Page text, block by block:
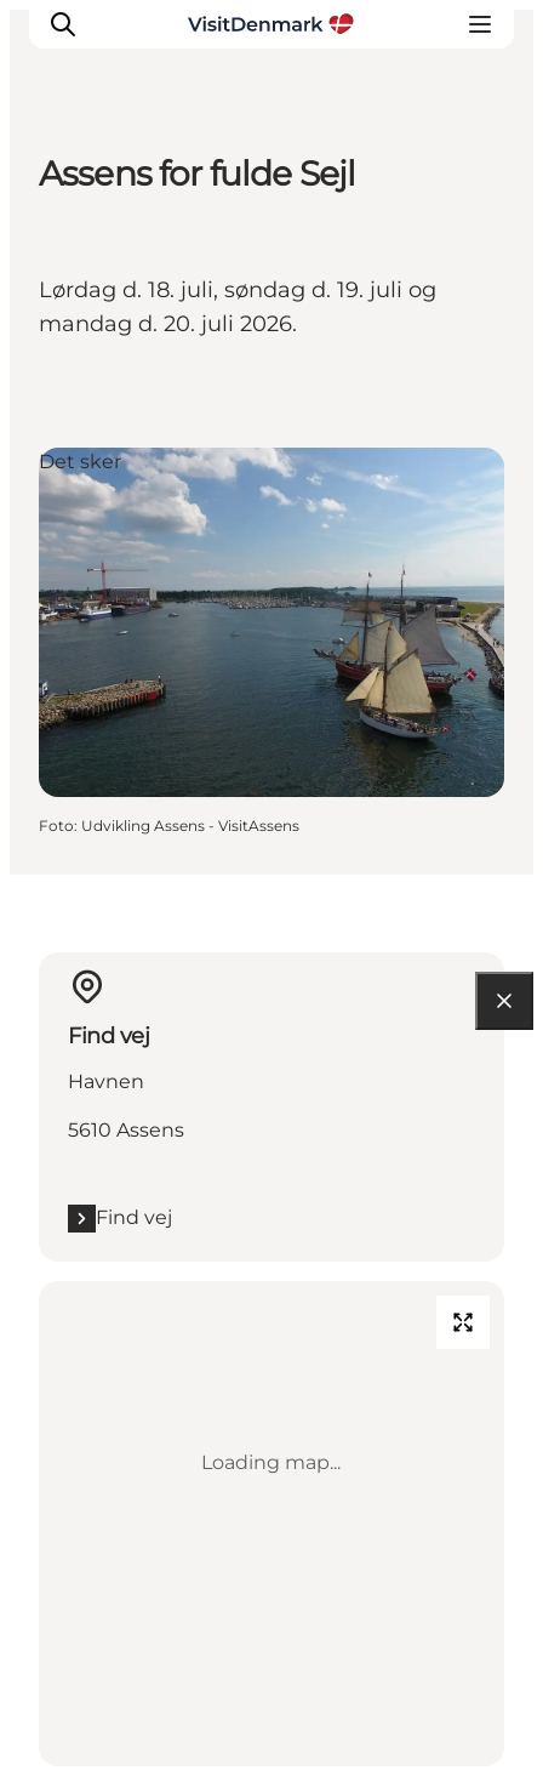
Oplevelser
Overnatning
Planlæg ferien
Assens for fulde Sejl
Lørdag d. 18. juli, søndag d. 19. juli og
mandag d. 20. juli 2026.
Det sker
Foto: Udvikling Assens - VisitAssens
Find vej
Havnen
5610 Assens
Find vej
Loading map...